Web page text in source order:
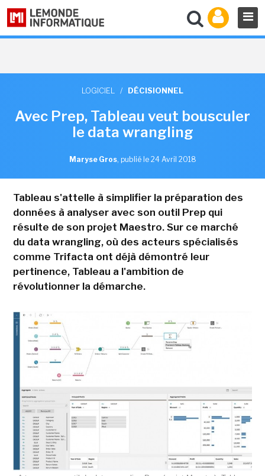
LOGICIEL / DÉCISIONNEL
Avec Prep, Tableau veut bousculer
le data wrangling
Maryse Gros, publié le 24 Avril 2018
Tableau s'attelle à simplifier la préparation des
données à analyser avec son outil Prep qui
résulte de son projet Maestro. Sur ce marché
du data wrangling, où des acteurs spécialisés
comme Trifacta ont déjà démontré leur
pertinence, Tableau a l'ambition de
révolutionner la démarche.